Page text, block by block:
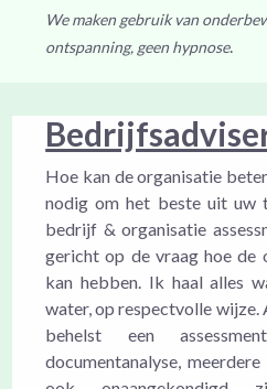
We maken gebruik van
ontspanning, geen hypnose.
Hoe kan de organisatie
nodig om het beste uit uw
bedrijf & organisatie
gericht op de vraag hoe de
kan hebben. Ik haal alles
water, op respectvolle wijze.
behelst een
documentanalyse,